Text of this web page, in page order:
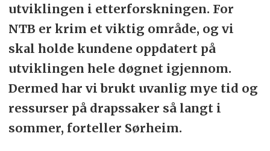
utviklingen i etterforskningen. For
NTB er krim et viktig område, og vi
skal holde kundene oppdatert på
utviklingen hele døgnet igjennom.
Dermed har vi brukt uvanlig mye tid og
ressurser på drapssaker så langt i
sommer, forteller Sørheim.